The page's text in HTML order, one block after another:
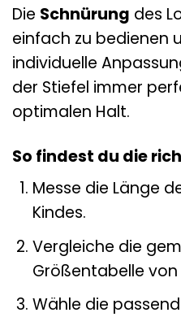
Die Schnürung des
einfach zu bedienen
individuelle
der Stiefel immer
optimalen Halt.
So findest du die
Messe die Länge
Kindes.
Vergleiche die
Größentabelle von
Wähle die